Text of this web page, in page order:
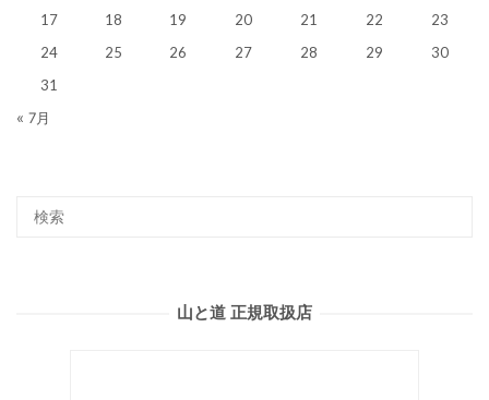
17 18 19 20 21 22
23
24
25 26 27 28 29
30
31
« 7月
山と道 正規取扱店